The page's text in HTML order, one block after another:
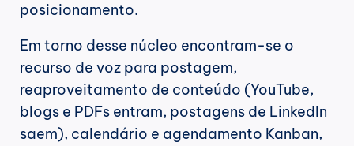
posicionamento.
Em torno desse núcleo encontram-se o
recurso de voz para postagem,
reaproveitamento de conteúdo (YouTube,
blogs e PDFs entram, postagens de LinkedIn
saem), calendário e agendamento Kanban,